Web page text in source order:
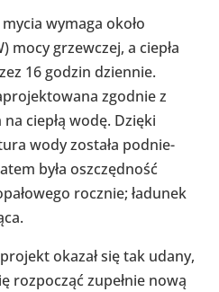
wymaga około
mocy grzew­czej, a ciepła
16 godzin dzien­nie.
zgodnie z
ciepłą wodę. Dzięki
wody została pod­nie­
była oszczęd­ność
rocznie; ładunek
okazał się tak udany,
roz­po­cząć zupeł­nie nową